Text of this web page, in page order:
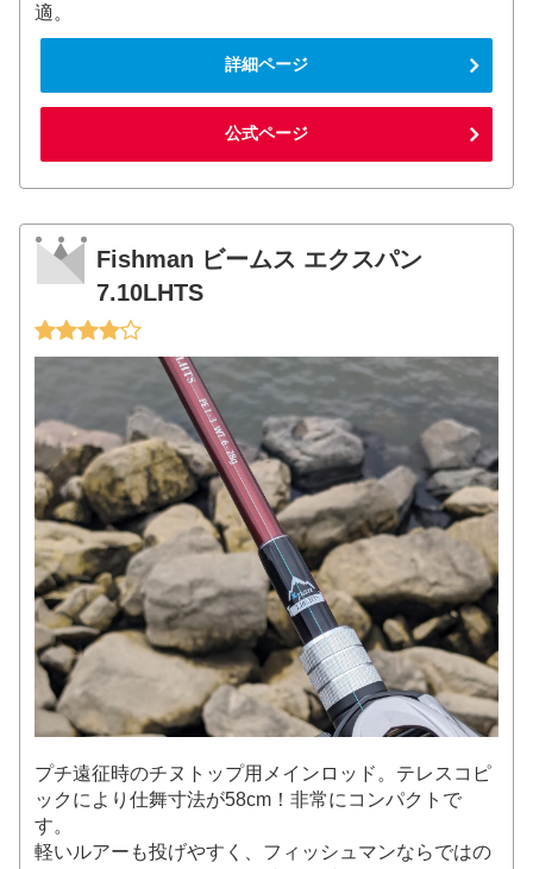
適。
詳細ページ
公式ページ
Fishman ビームス エクスパン
7.10LHTS
プチ遠征時のチヌトップ用メインロッド。テレスコピ
ックにより仕舞寸法が58cm！非常にコンパクトで
す。
軽いルアーも投げやすく、フィッシュマンならではの